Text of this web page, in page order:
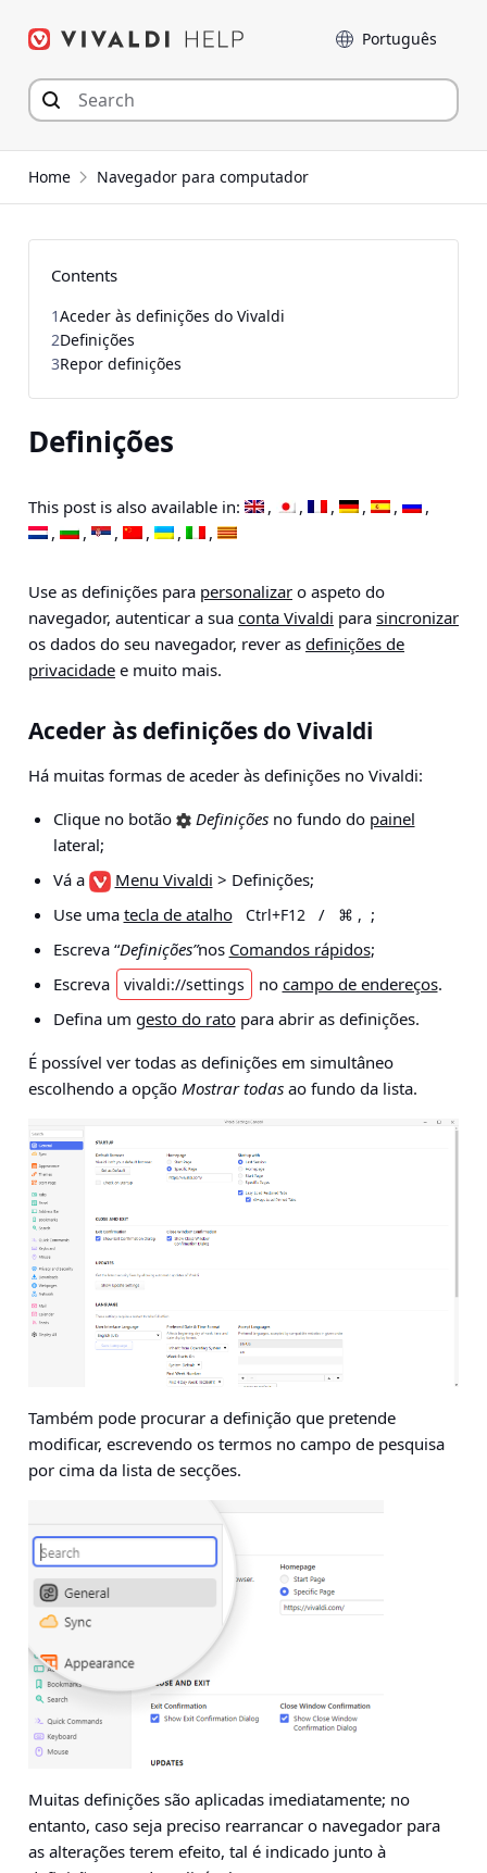
para
conteúdo
Idioma
Home Navegador para computador
Definições
This post is also available in:
Use as definições para personalizar o aspeto do
navegador, autenticar a sua conta Vivaldi para sincronizar
os dados do seu navegador, rever as definições de
privacidade e muito mais.
Aceder às definições do Vivaldi
Há muitas formas de aceder às definições no Vivaldi:
Clique no botão
Definiçõesno fundo do painel
lateral;
Vá a
Menu Vivaldi > Definições;
Use uma tecla de atalho Ctrl+F12 / ⌘ , ;
Escreva “Definições”nos Comandos rápidos;
Escreva
vivaldi://settings no campo de endereços.
Defina um gesto do ratopara abrir as definições.
É possível ver todas as definições em simultâneo
escolhendo a opção Mostrar todas ao fundo da lista.
Também pode procurar a definição que pretende
modificar, escrevendo os termos no campo de pesquisa
por cima da lista de secções.
Muitas definições são aplicadas imediatamente; no
entanto, caso seja preciso rearrancar o navegador para
as alterações terem efeito, tal é indicado junto à
Contents
1Aceder às definições do Vivaldi
2Definições
3Repor definições